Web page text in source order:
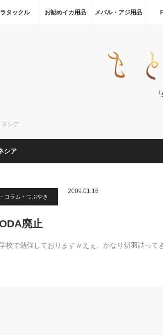
ムタックル お勧めイカ用品 メバル・アジ用品
ネシア
シア
コラム・つぶやき
2009.01.16
廃止
校で勉強しておりますｗえぇ、かなり切羽詰っ